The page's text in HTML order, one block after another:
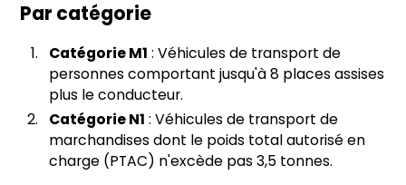
Par catégorie
Catégorie M1 : Véhicules de transport de
personnes comportant jusqu'à 8 places assises
plus le conducteur.
Catégorie N1 : Véhicules de transport de
marchandises dont le poids total autorisé en
charge (PTAC) n'excède pas 3,5 tonnes.